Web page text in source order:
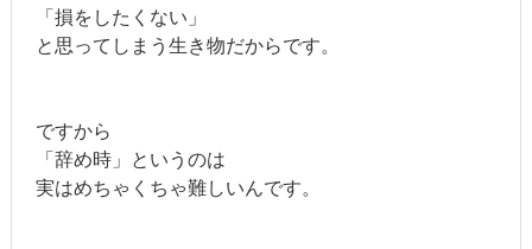
「損をしたくない」
と思ってしまう生き物だからです。
ですから
「辞め時」というのは
実はめちゃくちゃ難しいんです。